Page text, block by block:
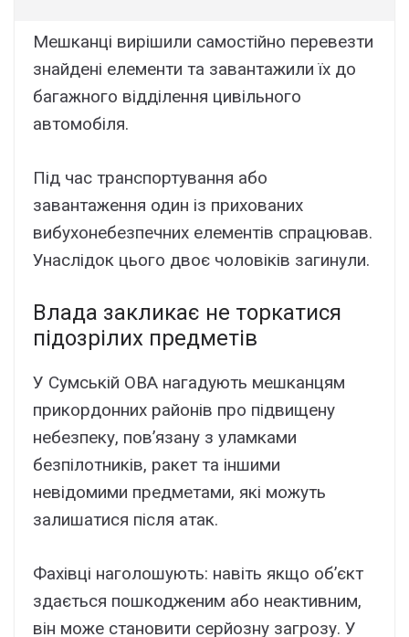
Мешканці вирішили самостійно перевезти
знайдені елементи та завантажили їх до
багажного відділення цивільного
автомобіля.
Під час транспортування або
завантаження один із прихованих
вибухонебезпечних елементів спрацював.
Унаслідок цього двоє чоловіків загинули.
Влада закликає не торкатися
підозрілих предметів
У Сумській ОВА нагадують мешканцям
прикордонних районів про підвищену
небезпеку, пов’язану з уламками
безпілотників, ракет та іншими
невідомими предметами, які можуть
залишатися після атак.
Фахівці наголошують: навіть якщо об’єкт
здається пошкодженим або неактивним,
він може становити серйозну загрозу. У